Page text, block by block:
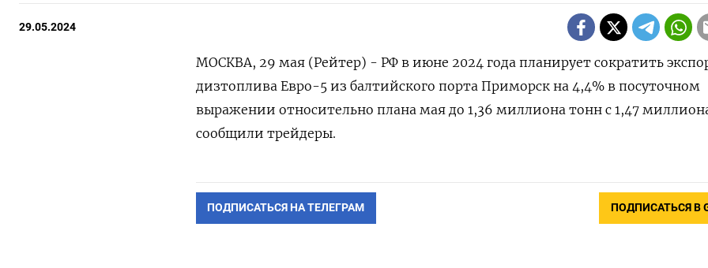
29.05.2024
МОСКВА, 29 мая (Рейтер) - РФ в июне 2024 года планирует сократить
дизтоплива Евро-5 из балтийского порта Приморск на 4,4% в посуточном
выражении относительно плана мая до 1,36 миллиона тонн с 1,47
сообщили трейдеры.
ПОДПИСАТЬСЯ НА ТЕЛЕГРАМ ПОДПИСАТЬСЯ В